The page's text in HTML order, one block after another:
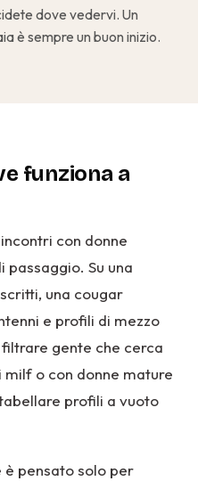
dove vedervi. Un
è sempre un buon inizio.
funziona a
con donne
passaggio. Su una
una cougar
e profili di mezzo
gente che cerca
milf o con donne mature
profili a vuoto
è pensato solo per